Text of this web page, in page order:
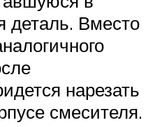
деталь. Вместо
нарезать
смесителя.